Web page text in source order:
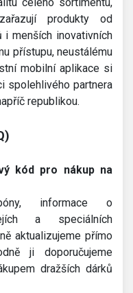
produkty od
i menších inovativních
přístupu, neustálému
mobilní aplikace si
spolehlivého partnera
republikou.
kód pro nákup na
informace o
a speciálních
aktualizujeme přímo
ji doporučujeme
dražších dárků